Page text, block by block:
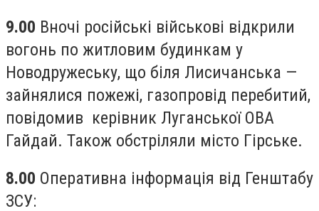
9.00 Вночі російські військові відкрили
вогонь по житловим будинкам у
Новодружеську, що біля Лисичанська —
зайнялися пожежі, газопровід перебитий,
повідомив керівник Луганської ОВА
Гайдай. Також обстріляли місто Гірське.
8.00 Оперативна інформація від Генштабу
ЗСУ: